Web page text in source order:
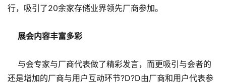
行，吸引了20余家存储业界领先厂商参加。
展会内容丰富多彩
与会专家与厂商代表做了精彩发言，而更吸引与会者的
还是增加的厂商与用户互动环节?D?D由厂商和用户代表参